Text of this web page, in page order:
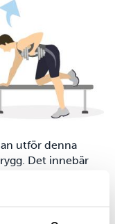
utför denna
Det innebär
ryggen snarare
det är armbågen